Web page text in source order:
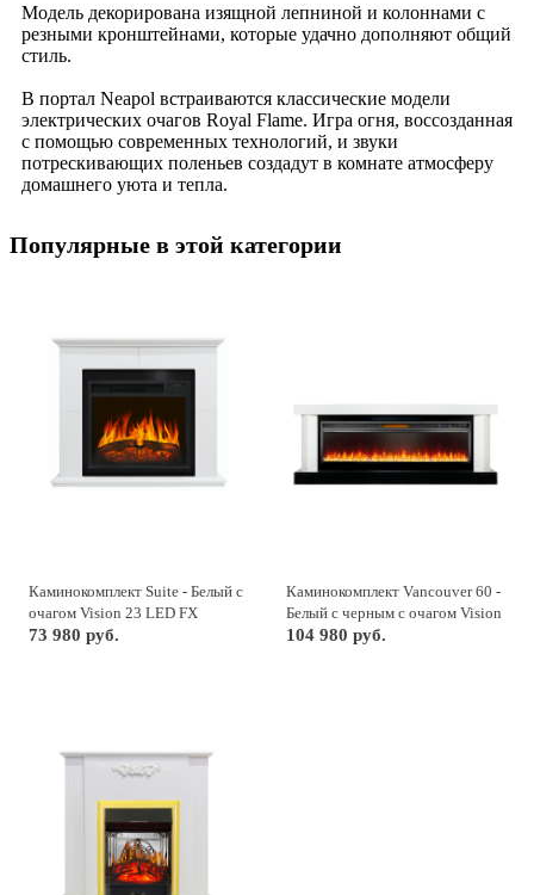
Модель декорирована изящной лепниной и колоннами с
резными кронштейнами, которые удачно дополняют общий
стиль.
В портал Neapol встраиваются классические модели
электрических очагов Royal Flame. Игра огня, воссозданная
с помощью современных технологий, и звуки
потрескивающих поленьев создадут в комнате атмосферу
домашнего уюта и тепла.
Популярные в этой категории
Каминокомплект Suite - Белый с
очагом Vision 23 LED FX
73 980 руб.
Каминокомплект Vancouver 60 -
Белый с черным с очагом Vision
60 LED
104 980 руб.